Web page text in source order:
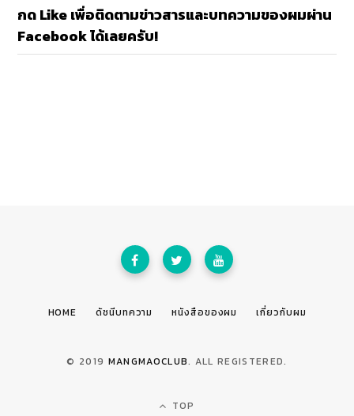
กด Like เพื่อติดตามข่าวสารและบทความของผมผ่าน
Facebook ได้เลยครับ!
HOME ดัชนีบทความ หนังสือของผม เกี่ยวกับผม
© 2019 MANGMAOCLUB. ALL REGISTERED.
TOP